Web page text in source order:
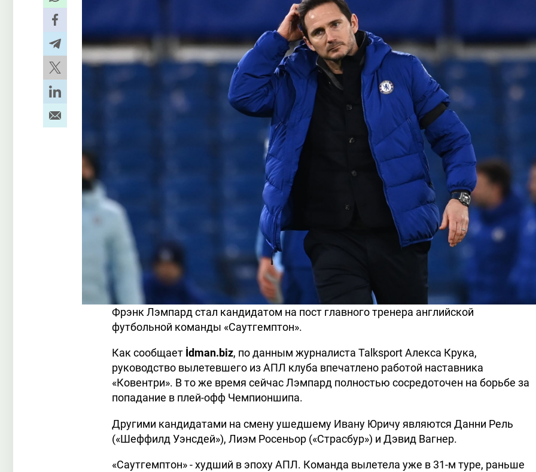
Фрэнк Лэмпард стал кандидатом на пост главного тренера английской
футбольной команды «Саутгемптон».
Как сообщает İdman.biz, по данным журналиста Talksport Алекса Крука,
руководство вылетевшего из АПЛ клуба впечатлено работой наставника
«Ковентри». В то же время сейчас Лэмпард полностью сосредоточен на борьбе за
попадание в плей-офф Чемпионшипа.
Другими кандидатами на смену ушедшему Ивану Юричу являются Данни Рель
(«Шеффилд Уэнсдей»), Лиэм Росеньор («Страсбур») и Дэвид Вагнер.
«Саутгемптон» - худший в эпоху АПЛ. Команда вылетела уже в 31-м туре, раньше